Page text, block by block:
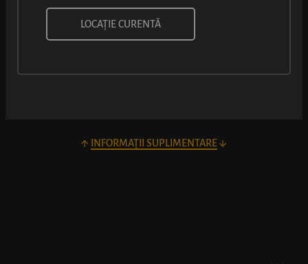
LUCA CU MĂSLINE
Mozzarella, cu gustul ei fin de lapte, și rondele de măsline 100%
INFORMAȚII SUPLIMENTARE
LOCAȚIE CURENTĂ